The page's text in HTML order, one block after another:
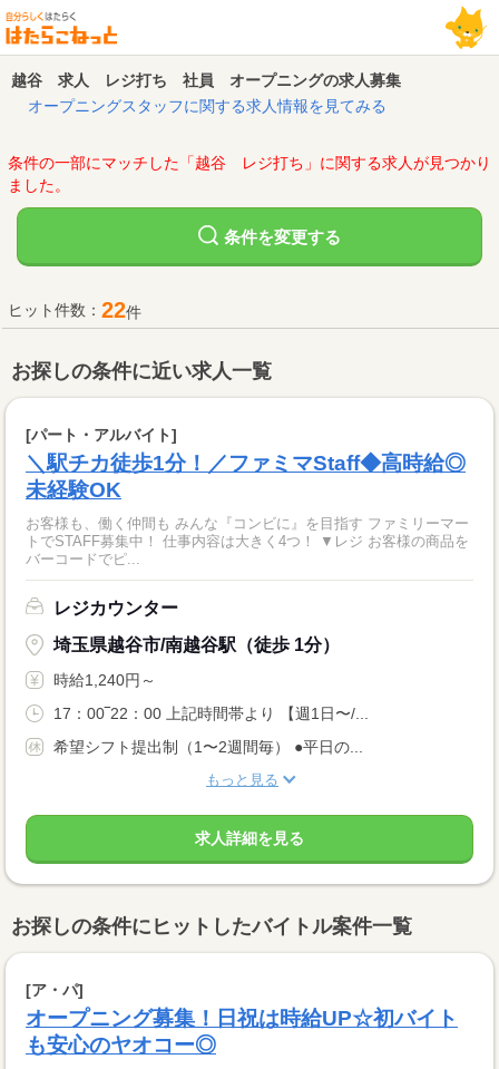
越谷 求人 レジ打ち 社員 オープニングの求人募集
オープニングスタッフに関する求人情報を見てみる
条件の一部にマッチした「越谷 レジ打ち」に関する求人が見つかり
ました。
条件を変更する
ヒット件数： 22件
お探しの条件に近い求人一覧
[パート・アルバイト]
＼駅チカ徒歩1分！／ファミマStaff◆高時給◎
未経験OK
お客様も、働く仲間も みんな『コンビに』を目指す ファミリーマー
トでSTAFF募集中！ 仕事内容は大きく4つ！ ▼レジ お客様の商品を
バーコードでピ...
レジカウンター
埼玉県越谷市/南越谷駅（徒歩 1分）
時給1,240円～
17：00‾22：00 上記時間帯より 【週1日〜/...
希望シフト提出制（1〜2週間毎） ●平日の...
もっと見る
求人詳細を見る
お探しの条件にヒットしたバイトル案件一覧
[ア・パ]
オープニング募集！日祝は時給UP☆初バイト
も安心のヤオコー◎